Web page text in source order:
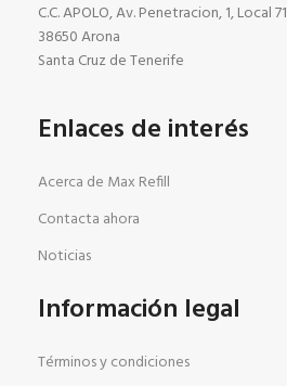
C.C. APOLO, Av. Penetracion, 1, Local 71
38650 Arona
Santa Cruz de Tenerife
Enlaces de interés
Acerca de Max Refill
Contacta ahora
Noticias
Información legal
Términos y condiciones